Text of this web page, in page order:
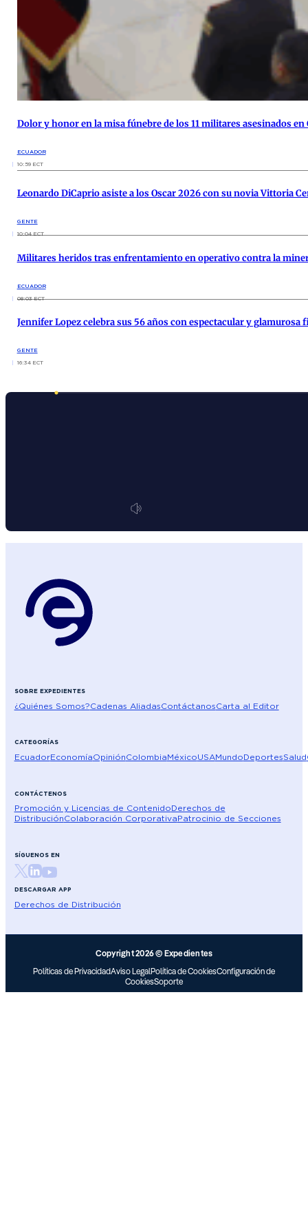
Dolor y honor en la misa fúnebre de los 11 militares asesinados en
ECUADOR
10:59 ECT
Leonardo DiCaprio asiste a los Oscar 2026 con su novia Vittoria
GENTE
10:04 ECT
Militares heridos tras enfrentamiento en operativo contra la
ECUADOR
08:03 ECT
Jennifer Lopez celebra sus 56 años con espectacular y glamurosa
GENTE
16:34 ECT
SOBRE EXPEDIENTES
¿Quiénes Somos?Cadenas AliadasContáctanosCarta al Editor
CATEGORÍAS
EcuadorEconomíaOpiniónColombiaMéxicoUSAMundoDeportesSalud
CONTÁCTENOS
Promoción y Licencias de ContenidoDerechos de
DistribuciónColaboración CorporativaPatrocinio de Secciones
SÍGUENOS EN
DESCARGAR APP
Derechos de Distribución
Copyright 2026 © Expedientes
Políticas de PrivacidadAviso LegalPolítica de CookiesConfiguración de
CookiesSoporte